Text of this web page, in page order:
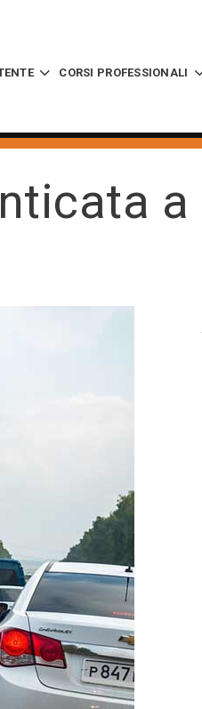
CORSI PROFESSIONALI
a